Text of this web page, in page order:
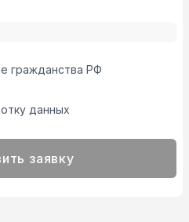
гражданства РФ
данных
заявку